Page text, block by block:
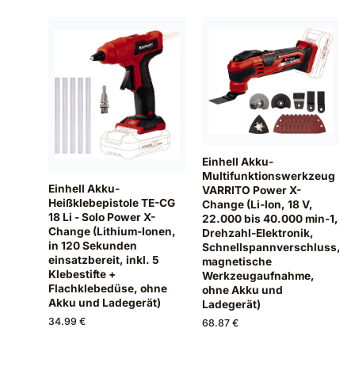
Einhell Akku-
Heißklebepistole TE-CG
18 Li - Solo Power X-
Change (Lithium-Ionen,
in 120 Sekunden
einsatzbereit, inkl. 5
Klebestifte +
Flachklebedüse, ohne
Akku und Ladegerät)
34.99 €
Einhell Akku-
Multifunktionswerkzeug
VARRITO Power X-
Change (Li-Ion, 18 V,
22.000 bis 40.000 min-1,
Drehzahl-Elektronik,
Schnellspannverschluss,
magnetische
Werkzeugaufnahme,
ohne Akku und
Ladegerät)
68.87 €